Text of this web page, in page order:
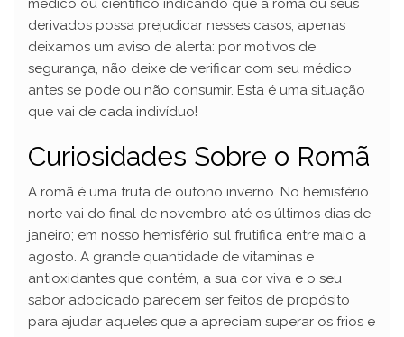
médico ou científico indicando que a romã ou seus
derivados possa prejudicar nesses casos, apenas
deixamos um aviso de alerta: por motivos de
segurança, não deixe de verificar com seu médico
antes se pode ou não consumir. Esta é uma situação
que vai de cada indivíduo!
Curiosidades Sobre o Romã
A romã é uma fruta de outono inverno. No hemisfério
norte vai do final de novembro até os últimos dias de
janeiro; em nosso hemisfério sul frutifica entre maio a
agosto. A grande quantidade de vitaminas e
antioxidantes que contém, a sua cor viva e o seu
sabor adocicado parecem ser feitos de propósito
para ajudar aqueles que a apreciam superar os frios e